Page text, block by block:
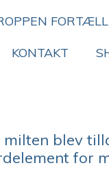
KONTAKT
blev
for